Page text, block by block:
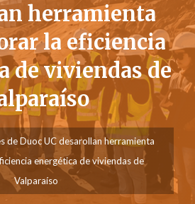
herramienta
la eficiencia
de viviendas de
de Duoc UC desarollan herramienta
energética de viviendas de
Valparaíso